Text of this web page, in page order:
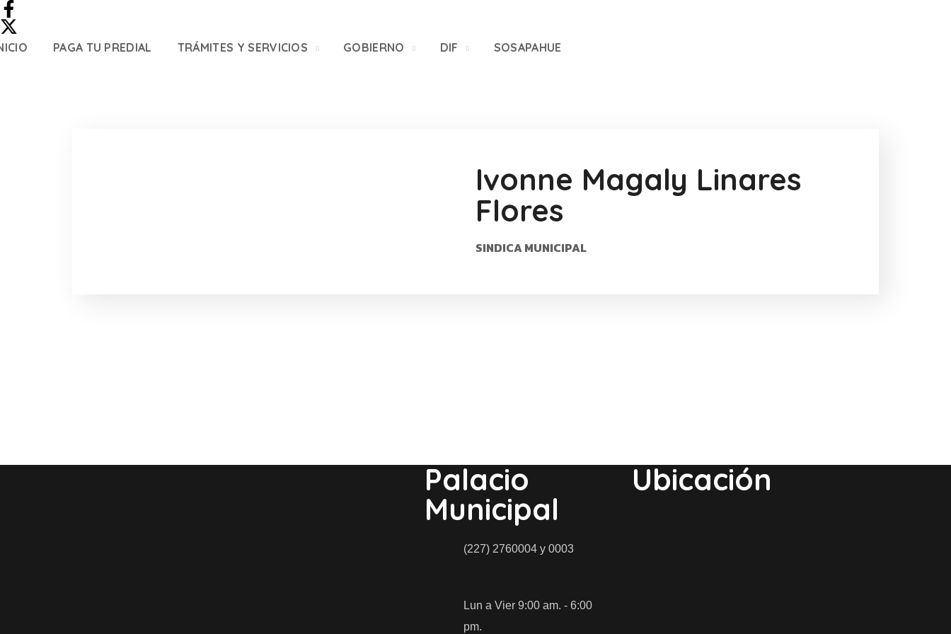
PAGA TU PREDIAL TRÁMITES Y SERVICIOS GOBIERNO DIF SOSAPAHUE
Ivonne Magaly Linares
Flores
SINDICA MUNICIPAL
Palacio
Municipal
(227) 2760004 y 0003
Lun a Vier 9:00 am. - 6:00
pm.
Ubicación